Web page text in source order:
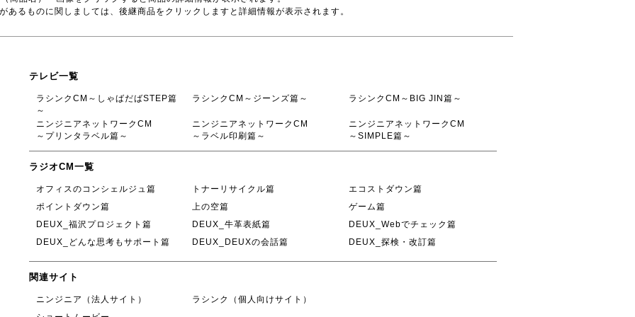
あるものに関しましては、後継商品をクリックしますと詳細情報が表示されます。
テレビ一覧
ラシンクCM～しゃばだばSTEP篇
～
ラシンクCM～ジーンズ篇～ ラシンクCM～BIG JIN篇～
ニンジニアネットワークCM
～プリンタラベル篇～
ニンジニアネットワークCM
～ラベル印刷篇～
ニンジニアネットワークCM
～SIMPLE篇～
ラジオCM一覧
オフィスのコンシェルジュ篇 トナーリサイクル篇
エコストダウン篇
ポイントダウン篇
上の空篇
ゲーム篇
DEUX_福沢プロジェクト篇
DEUX_牛革表紙篇
DEUX_Webでチェック篇
DEUX_どんな思考もサポート篇
DEUX_DEUXの会話篇 DEUX_探検・改訂篇
関連サイト
ニンジニア（法人サイト）
ラシンク（個人向けサイト）